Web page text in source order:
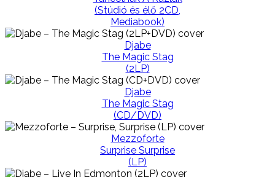
(Stúdió és élő 2CD,
Mediabook)
Djabe
The Magic Stag
(2LP)
Djabe
The Magic Stag
(CD/DVD)
Mezzoforte
Surprise Surprise
(LP)